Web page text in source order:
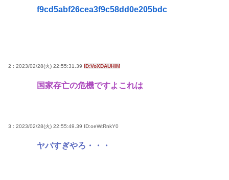
f9cd5abf26cea3f9c58dd0e205bdc
2 : 2023/02/28(火) 22:55:31.39 ID:VoXDAUHiM
国家存亡の危機ですよこれは
3 : 2023/02/28(火) 22:55:49.39 ID:oeWtRnkY0
ヤバすぎやろ・・・